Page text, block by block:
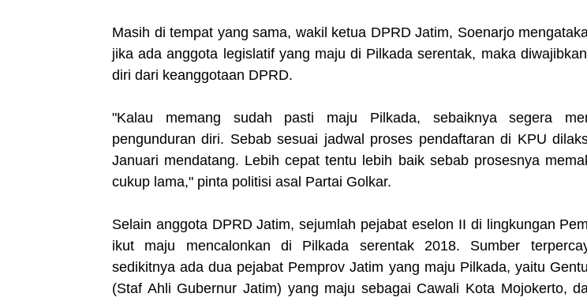
Masih di tempat yang sama, wakil ketua DPRD Jatim, Soenarjo
jika ada anggota legislatif yang maju di Pilkada serentak, maka
diri dari keanggotaan DPRD.
"Kalau memang sudah pasti maju Pilkada, sebaiknya segera
pengunduran diri. Sebab sesuai jadwal proses pendaftaran di KPU
Januari mendatang. Lebih cepat tentu lebih baik sebab prosesnya
cukup lama," pinta politisi asal Partai Golkar.
Selain anggota DPRD Jatim, sejumlah pejabat eselon II di lingkungan
ikut maju mencalonkan di Pilkada serentak 2018. Sumber
sedikitnya ada dua pejabat Pemprov Jatim yang maju Pilkada, yaitu
(Staf Ahli Gubernur Jatim) yang maju sebagai Cawali Kota Mojokerto,